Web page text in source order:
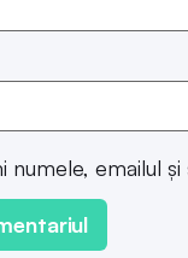
numele, emailul